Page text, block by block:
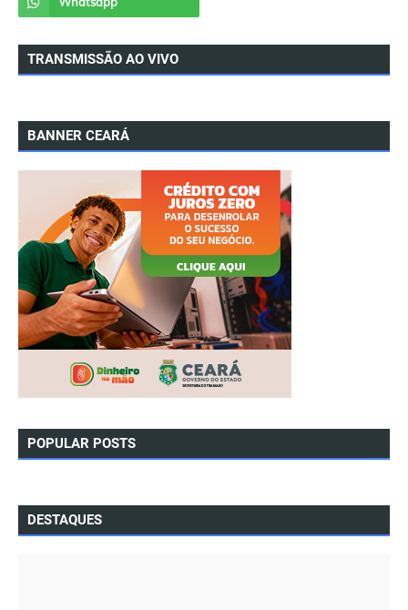
TRANSMISSÃO AO VIVO
BANNER CEARÁ
POPULAR POSTS
DESTAQUES